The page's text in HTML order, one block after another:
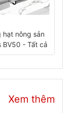
hạt nông sản
BV50 - Tất cả
cần biết
Xem thêm